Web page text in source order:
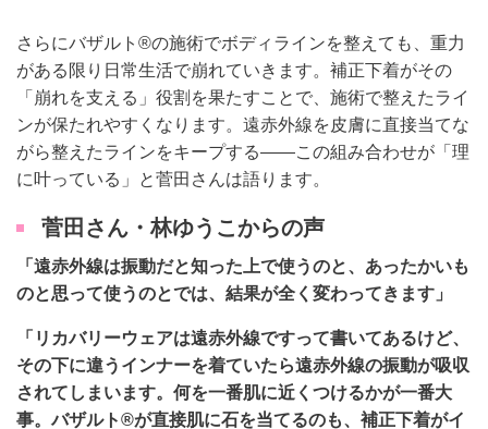
さらにバザルト®の施術でボディラインを整えても、重力
がある限り日常生活で崩れていきます。補正下着がその
「崩れを支える」役割を果たすことで、施術で整えたライ
ンが保たれやすくなります。遠赤外線を皮膚に直接当てな
がら整えたラインをキープする——この組み合わせが「理
に叶っている」と菅田さんは語ります。
菅田さん・林ゆうこからの声
「遠赤外線は振動だと知った上で使うのと、あったかいも
のと思って使うのとでは、結果が全く変わってきます」
「リカバリーウェアは遠赤外線ですって書いてあるけど、
その下に違うインナーを着ていたら遠赤外線の振動が吸収
されてしまいます。何を一番肌に近くつけるかが一番大
事。バザルト®が直接肌に石を当てるのも、補正下着がイ